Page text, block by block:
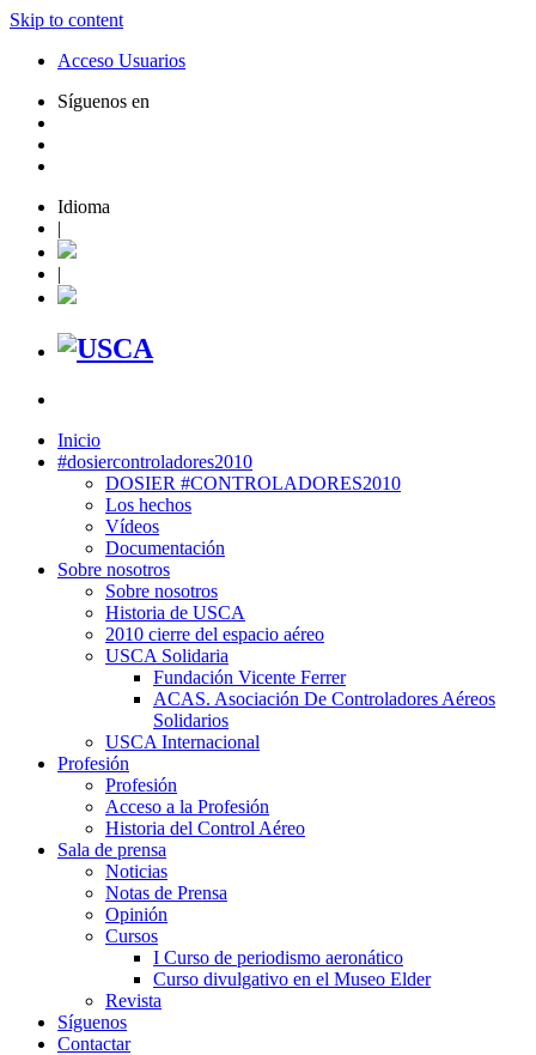
Skip to content
Acceso Usuarios
Síguenos en
Idioma
|
|
Inicio
#dosiercontroladores2010
DOSIER #CONTROLADORES2010
Los hechos
Vídeos
Documentación
Sobre nosotros
Sobre nosotros
Historia de USCA
2010 cierre del espacio aéreo
USCA Solidaria
Fundación Vicente Ferrer
ACAS. Asociación De Controladores Aéreos
Solidarios
USCA Internacional
Profesión
Profesión
Acceso a la Profesión
Historia del Control Aéreo
Sala de prensa
Noticias
Notas de Prensa
Opinión
Cursos
I Curso de periodismo aeronático
Curso divulgativo en el Museo Elder
Revista
Síguenos
Contactar